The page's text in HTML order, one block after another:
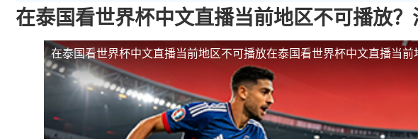
在泰国看世界杯中文直播当前地区不可播放
在泰国看世界杯中文直播当前地区不可播放在泰国看世界杯中文直播当